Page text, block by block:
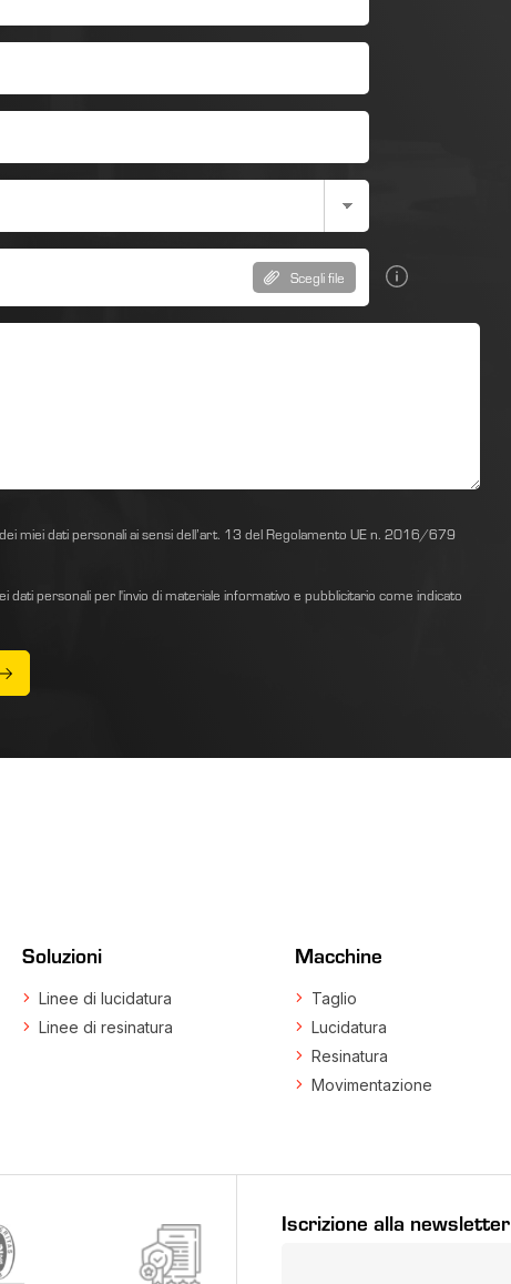
Scegli file
miei dati personali ai sensi dell’art. 13 del Regolamento UE n. 2016/679
dati personali per l'invio di materiale informativo e pubblicitario come indicato
Soluzioni
Linee di lucidatura
Linee di resinatura
Macchine
Taglio
Lucidatura
Resinatura
Movimentazione
Iscrizione alla newsletter